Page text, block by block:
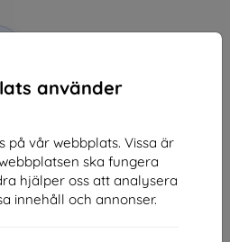
använder
på vår webbplats. Vissa är
ska fungera
hjälper oss att analysera
innehåll och annonser.